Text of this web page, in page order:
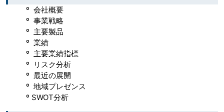
º 会社概要
º 事業戦略
º 主要製品
º 業績
º 主要業績指標
º リスク分析
º 最近の展開
º 地域プレゼンス
º SWOT分析